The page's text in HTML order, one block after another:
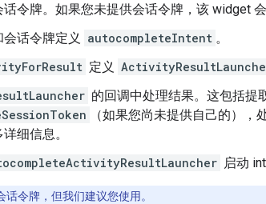
话令牌。如果您未提供会话令牌，该 widget
会话令牌定义
autocompleteIntent 。
定义
的回调中处理结果。这包括提
（如果您尚未提供自己的），
细信息。
启动
话令牌，但我们建议您使用。